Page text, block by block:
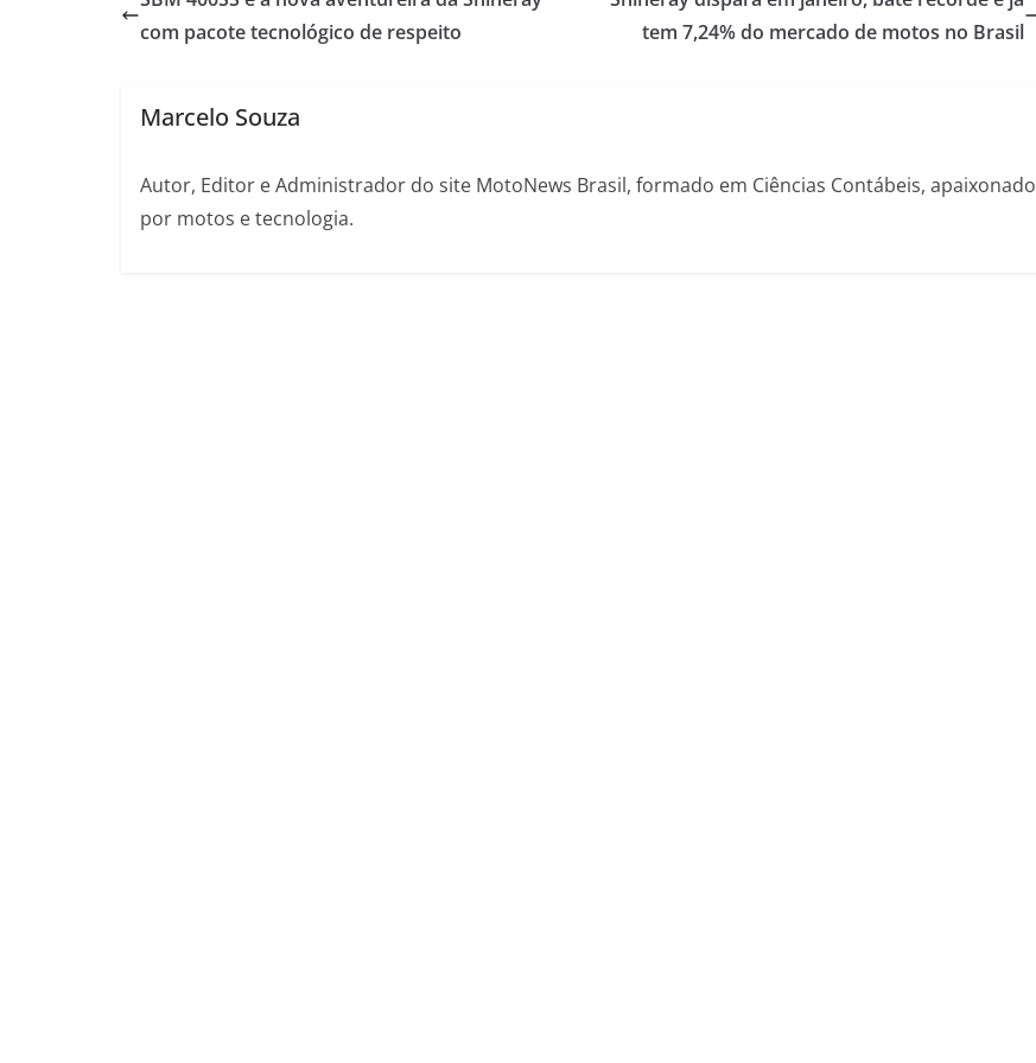
com pacote tecnológico de respeito
tem 7,24% do mercado de motos no Brasil
Marcelo Souza
Autor, Editor e Administrador do site MotoNews Brasil, formado em Ciências Contábeis, apaixonado
por motos e tecnologia.